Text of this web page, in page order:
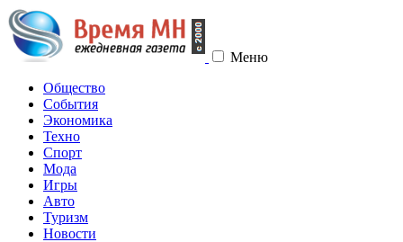
Меню
Общество
События
Экономика
Техно
Спорт
Мода
Игры
Авто
Туризм
Новости